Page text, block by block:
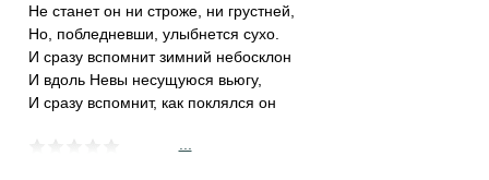
Не станет он ни строже, ни грустней,
Но, побледневши, улыбнется сухо.
И сразу вспомнит зимний небосклон
И вдоль Невы несущуюся вьюгу,
И сразу вспомнит, как поклялся он